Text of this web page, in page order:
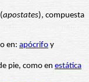
apostates), compuesta
en: apócrifo y
pie, como en estática